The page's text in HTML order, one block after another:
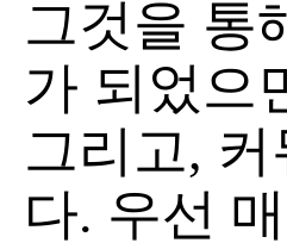
그것을 통
가 되었으
그리고,
다. 우선